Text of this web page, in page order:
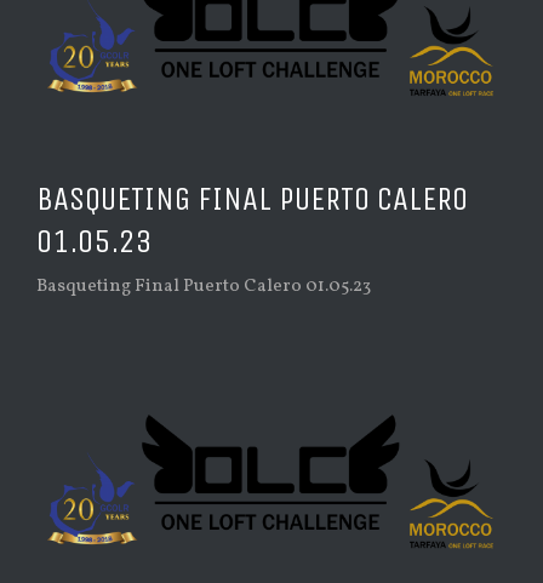
BASQUETING FINAL PUERTO CALERO
01.05.23
Basqueting Final Puerto Calero 01.05.23